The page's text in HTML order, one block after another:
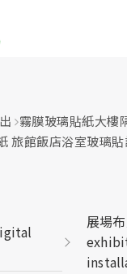
霧膜玻璃貼紙大樓
旅館飯店浴室玻璃
展場